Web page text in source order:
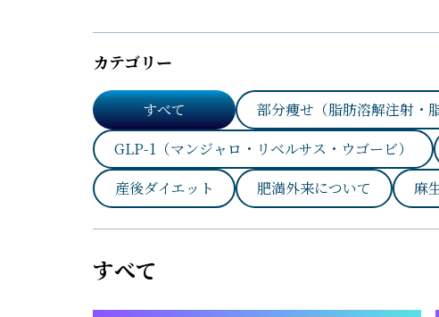
カテゴリー
すべて 部分痩せ（脂肪溶解注射・
GLP-1（マンジャロ・リベルサス・ウゴービ）
産後ダイエット
肥満外来について 麻
すべて